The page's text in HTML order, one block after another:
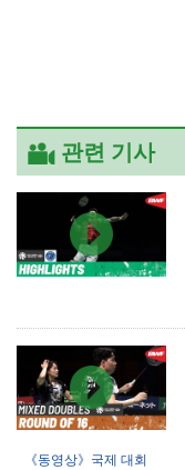
관련 기사
《동영상》국제 대회